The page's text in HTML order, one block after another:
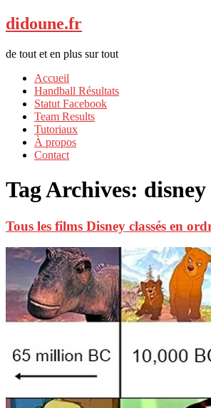
didoune.fr
de tout et en plus sur tout
Accueil
Handball Résultats
Statut Facebook
Team Results
Tutoriaux
À propos
Contact
Tag Archives: disney
Tous les films Disney classés en